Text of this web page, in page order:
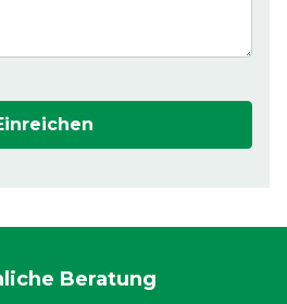
Beratung